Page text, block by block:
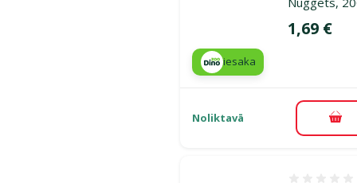
Cena
1,69 €
iesaka
Noliktavā